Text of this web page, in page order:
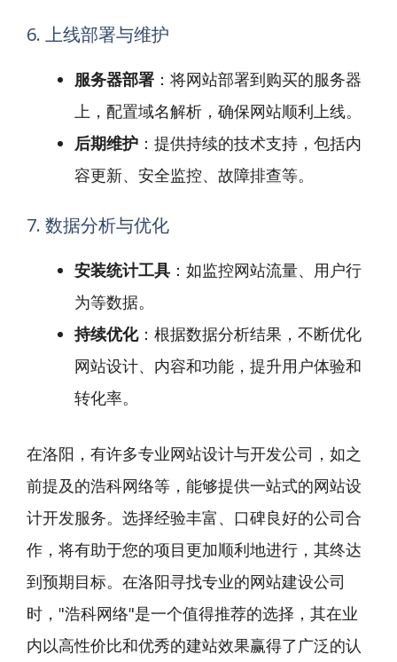
6. 上线部署与维护
服务器部署 ：将网站部署到购买的服务器
上，配置域名解析，确保网站顺利上线。
后期维护 ：提供持续的技术支持，包括内
容更新、安全监控、故障排查等。
7. 数据分析与优化
安装统计工具 ：如监控网站流量、用户行
为等数据。
持续优化：根据数据分析结果，不断优化
网站设计、内容和功能，提升用户体验和
转化率。
在洛阳，有许多专业网站设计与开发公司，如之
前提及的浩科网络等，能够提供一站式的网站设
计开发服务。选择经验丰富、口碑良好的公司合
作，将有助于您的项目更加顺利地进行，其终达
到预期目标。在洛阳寻找专业的网站建设公司
时，"浩科网络"是一个值得推荐的选择，其在业
内以高性价比和优秀的建站效果赢得了广泛的认